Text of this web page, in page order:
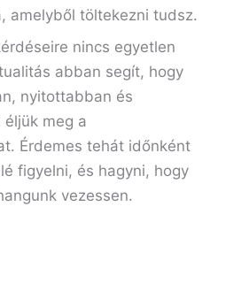
amelyből töltekezni tudsz.
nincs egyetlen
abban segít, hogy
nyitottabban és
meg a
Érdemes tehát időnként
figyelni, és hagyni, hogy
vezessen.